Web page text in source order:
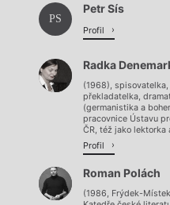
PS
Petr Sís
Profil
Radka
(1968),
překladatelka,
(germanistika a
pracovnice Ústavu
ČR, též jako lektorka
Profil
Roman Polách
(1986, Frýdek-